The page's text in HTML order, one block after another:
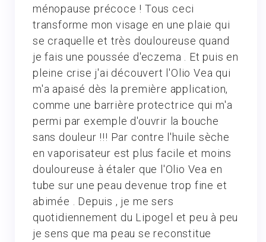
ménopause précoce ! Tous ceci
transforme mon visage en une plaie qui
se craquelle et très douloureuse quand
je fais une poussée d'eczema . Et puis en
pleine crise j'ai découvert l'Olio Vea qui
m'a apaisé dès la première application,
comme une barrière protectrice qui m'a
permi par exemple d'ouvrir la bouche
sans douleur !!! Par contre l'huile sèche
en vaporisateur est plus facile et moins
douloureuse à étaler que l'Olio Vea en
tube sur une peau devenue trop fine et
abimée . Depuis , je me sers
quotidiennement du Lipogel et peu à peu
je sens que ma peau se reconstitue